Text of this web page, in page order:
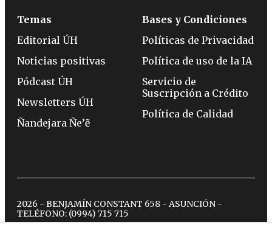
Temas
Editorial ÚH
Noticias positivas
Pódcast ÚH
Newsletters ÚH
Ñandejara Ñe’ẽ
Bases y Condiciones
Políticas de Privacidad
Política de uso de la IA
Servicio de
Suscripción a Crédito
Política de Calidad
2026 - BENJAMÍN CONSTANT 658 - ASUNCIÓN -
TELÉFONO: (0994) 715 715